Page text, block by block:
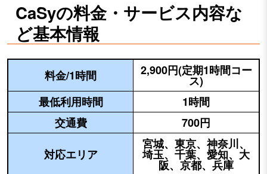
CaSyの料金・サービス内容な
ど基本情報
料金/1時間 2,900円(定期1時間コー
ス)
最低利用時間
1時間
交通費
700円
対応エリア
宮城、東京、神奈川、
埼玉、千葉、愛知、大
阪、京都、兵庫